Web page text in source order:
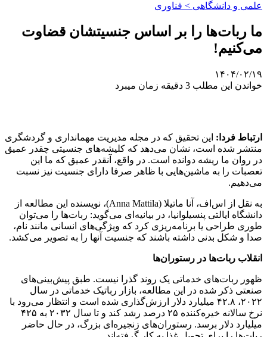
علمی‌ و دانشگاهی > فناوری
ما ربات‌ها را بر اساس جنسیتشان قضاوت
می‌کنیم!
۱۴۰۴/۰۲/۱۹
خواندن این مطلب 3 دقیقه زمان میبرد
ارتباط فردا: این تحقیق که در مجله مدیریت مهمانداری و گردشگری
منتشر شده است، نشان می‌دهد که کلیشه‌های جنسیتی چقدر عمیق
در روان ما ریشه دوانده است. در واقع، آنقدر عمیق که ما این
تعصبات را به ماشین‌هایی با ظاهر صرفا دارای جنسیت نیز نسبت
می‌دهیم.
به نقل از اس‌اف، آنا ماتیلا (Anna Mattila)، نویسنده این مطالعه از
دانشگاه ایالتی پنسیلوانیا، در بیانیه‌ای می‌گوید: ربات‌ها را می‌توان
طوری طراحی یا برنامه‌ریزی کرد که ویژگی‌های انسانی مانند نام،
صدا و شکل بدنی داشته باشند که جنسیت آنها را به تصویر می‌کشد.
انقلاب ربات‌ها در رستوران‌ها
ظهور ربات‌های خدماتی یک روند گذرا نیست. طبق پیش‌بینی‌های
صنعتی ذکر شده در این مطالعه، بازار رباتیک خدماتی در سال
۲۰۲۲، ۴۲.۸ میلیارد دلار ارزش‌گذاری شده است و انتظار می‌رود با
نرخ سالانه خیره‌کننده ۲۵ درصد رشد کند و تا سال ۲۰۳۲ به ۴۲۵
میلیارد دلار برسد. رستوران‌های زنجیره‌ای بزرگ، در حال حاضر